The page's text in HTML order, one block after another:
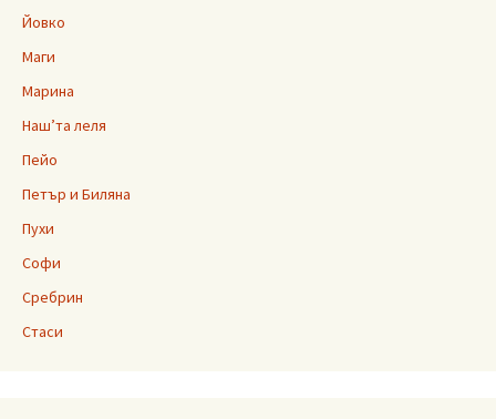
Йовко
Маги
Марина
Наш’та леля
Пейо
Петър и Биляна
Пухи
Софи
Сребрин
Стаси